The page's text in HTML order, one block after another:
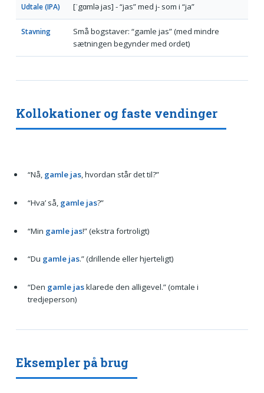
Udtale (IPA) [ˈgɑmlə jas] - “jas” med j- som i “ja”
Stavning
Små bogstaver: “gamle jas” (med mindre
sætningen begynder med ordet)
Kollokationer og faste vendinger
“Nå, gamle jas, hvordan står det til?”
“Hva’ så, gamle jas?”
“Min gamle jas!” (ekstra fortroligt)
“Du gamle jas.” (drillende eller hjerteligt)
“Den gamle jasklarede den alligevel.” (omtale i
tredjeperson)
Eksempler på brug